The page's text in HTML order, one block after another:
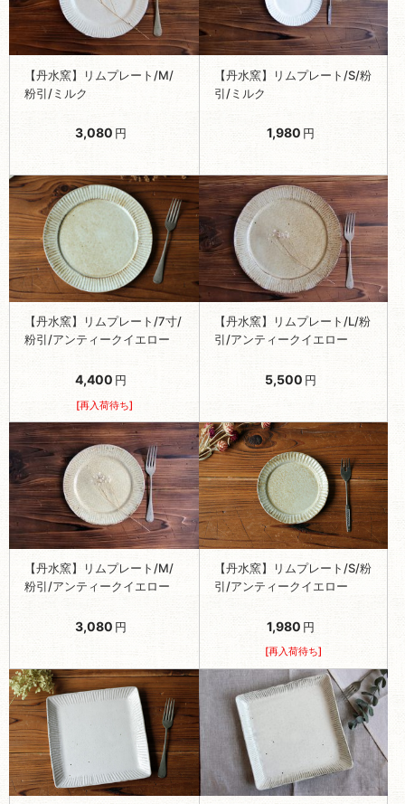
【丹水窯】リムプレート/M/
粉引/ミルク
3,080 円
【丹水窯】リムプレート/S/粉
引/ミルク
1,980 円
【丹水窯】リムプレート/7寸/
粉引/アンティークイエロー
4,400 円
[再入荷待ち]
【丹水窯】リムプレート/L/粉
引/アンティークイエロー
5,500 円
【丹水窯】リムプレート/M/
粉引/アンティークイエロー
3,080 円
【丹水窯】リムプレート/S/粉
引/アンティークイエロー
1,980 円
[再入荷待ち]